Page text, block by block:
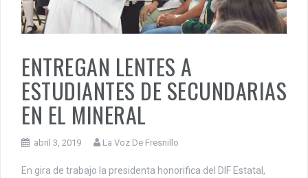
ENTREGAN LENTES A
ESTUDIANTES DE SECUNDARIAS
EN EL MINERAL
abril 3, 2019 La Voz De Fresnillo
En gira de trabajo la presidenta honorifica del DIF Estatal,